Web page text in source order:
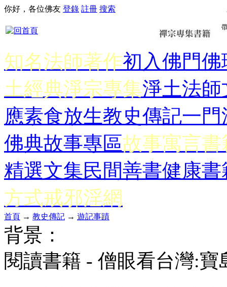
你好，各位佛友 登錄 註冊 搜索
知名法師著作初入佛門佛
土經典淨宗專集淨土法師
應素食放生教史傳記一門
佛典故事專區故事寓言書
精選文集民間善書健康書
方式戒邪淫網
首頁 → 教史傳記 → 遊記事蹟
背景：
閱讀書籍 - 僧眼看台灣: